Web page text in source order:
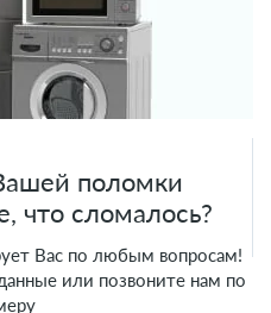
поломки
что сломалось?
Вас по любым вопросам!
или позвоните нам по